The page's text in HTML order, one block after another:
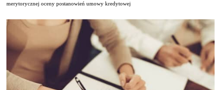
merytorycznej oceny postanowień umowy kredytowej